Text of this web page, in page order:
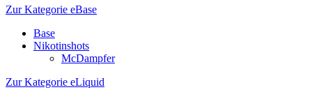
Zur Kategorie eBase
Base
Nikotinshots
McDampfer
Zur Kategorie eLiquid